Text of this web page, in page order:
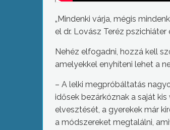
„Mindenki várja, mégis
el dr. Lovász Teréz
Nehéz elfogadni, hozzá kell
amelyekkel enyhíteni lehet a
– A lelki megpróbáltatás
idősek bezárkóznak a saját
elvesztését, a gyerekek már
a módszereket megtalálni,